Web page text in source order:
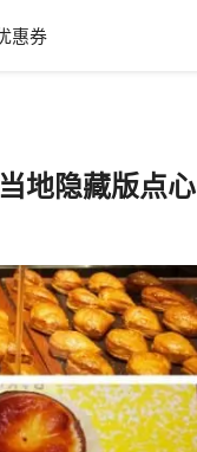
惠券
地隐藏版点心